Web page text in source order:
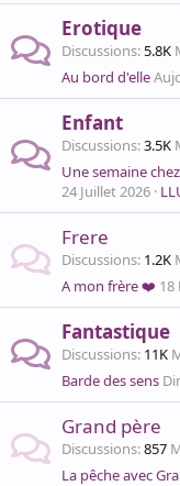
Erotique
Discussions 5.8K
Au bord d'elle
Enfant
Discussions 3.5K
Une semaine
24 Juillet 2026
Frere
Discussions 1.2K
A mon frère ❤️ 18
Fantastique
Discussions 11K
Barde des sens
Grand père
Discussions 857
La pêche avec